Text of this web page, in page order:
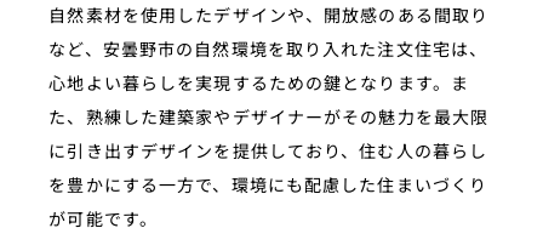
自然素材を使用したデザインや、開放感のある間取り
など、安曇野市の自然環境を取り入れた注文住宅は、
心地よい暮らしを実現するための鍵となります。ま
た、熟練した建築家やデザイナーがその魅力を最大限
に引き出すデザインを提供しており、住む人の暮らし
を豊かにする一方で、環境にも配慮した住まいづくり
が可能です。